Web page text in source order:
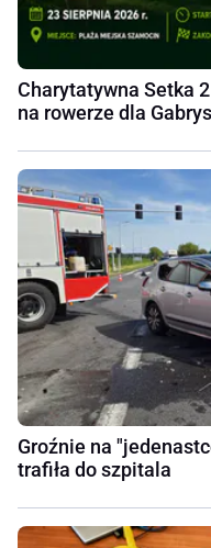
Charytatywna Setka
na rowerze dla
Groźnie na
trafiła do szpitala